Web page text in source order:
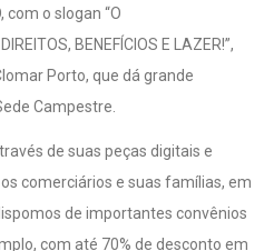
com o slogan “O
BENEFÍCIOS E LAZER!”,
Porto, que dá grande
Campestre.
de suas peças digitais e
comerciários e suas famílias, em
de importantes convênios
com até 70% de desconto em